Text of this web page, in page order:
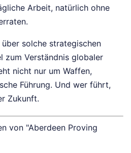
Arbeit, natürlich ohne
solche strategischen
zum Verständnis globaler
nicht nur um Waffen,
Führung. Und wer führt,
Zukunft.
von "Aberdeen Proving